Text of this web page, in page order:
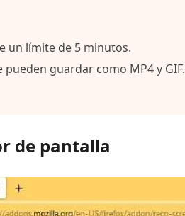
un límite de 5 minutos.
pueden guardar como MP4 y GIF.
de pantalla